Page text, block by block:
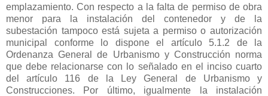
emplazamiento. Con respecto a la falta de permiso de obra
menor para la instalación del contenedor y de la
subestación tampoco está sujeta a permiso o autorización
municipal conforme lo dispone el artículo 5.1.2 de la
Ordenanza General de Urbanismo y Construcción norma
que debe relacionarse con lo señalado en el inciso cuarto
del artículo 116 de la Ley General de Urbanismo y
Construcciones. Por último, igualmente la instalación